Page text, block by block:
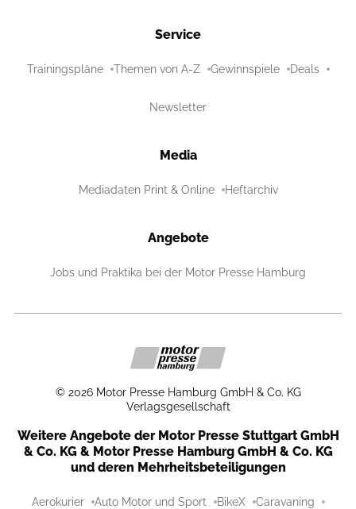
Service
Trainingspläne Themen von A-Z Gewinnspiele Deals
Newsletter
Media
Mediadaten Print & Online Heftarchiv
Angebote
Jobs und Praktika bei der Motor Presse Hamburg
© 2026 Motor Presse Hamburg GmbH & Co. KG
Verlagsgesellschaft
Weitere Angebote der Motor Presse Stuttgart GmbH
& Co. KG & Motor Presse Hamburg GmbH & Co. KG
und deren Mehrheitsbeteiligungen
Aerokurier Auto Motor und Sport BikeX Caravaning